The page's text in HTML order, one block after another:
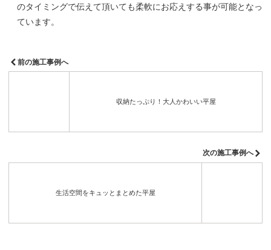
のタイミングで伝えて頂いても柔軟にお応えする事が可能となっ
ています。
前の施工事例へ
収納たっぷり！大人かわいい平屋
次の施工事例へ
生活空間をキュッとまとめた平屋